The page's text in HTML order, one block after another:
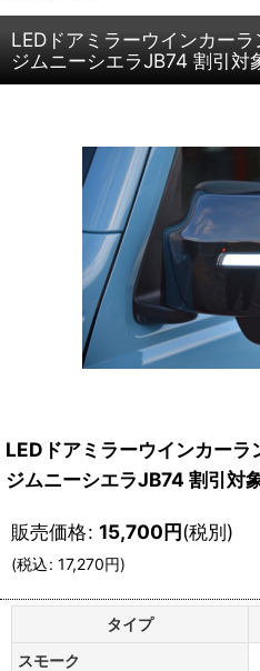
LEDドアミラーウインカー
ジムニーシエラJB74 割引対
LEDドアミラーウインカー
ジムニーシエラJB74 割引対
販売価格: 15,700円(税別)
(税込: 17,270円)
タイプ
スモーク